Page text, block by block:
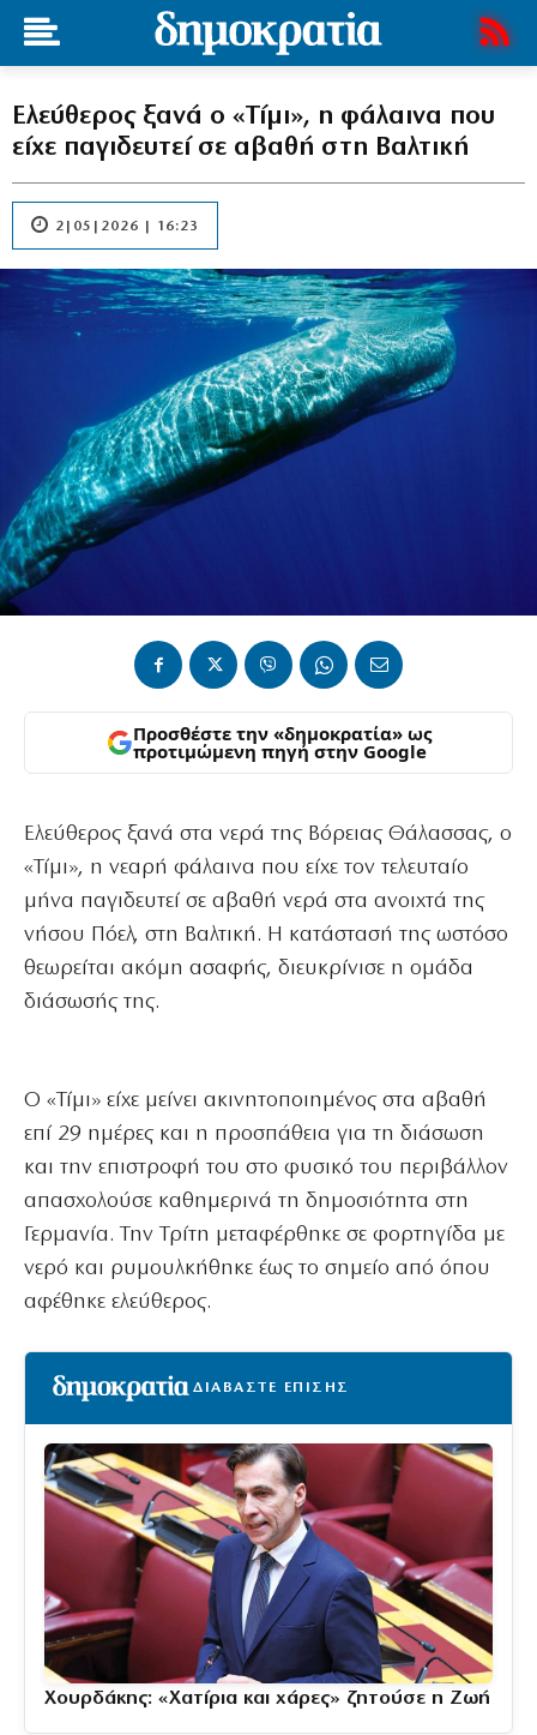
Ελεύθερος ξανά ο «Τίμι», η φάλαινα που
είχε παγιδευτεί σε αβαθή στη Βαλτική
2|05|2026 | 16:23
Προσθέστε την «δημοκρατία» ως
προτιμώμενη πηγή στην Google
Ελεύθερος ξανά στα νερά της Βόρειας Θάλασσας, ο
«Τίμι», η νεαρή φάλαινα που είχε τον τελευταίο
μήνα παγιδευτεί σε αβαθή νερά στα ανοιχτά της
νήσου Πόελ, στη Βαλτική. Η κατάστασή της ωστόσο
θεωρείται ακόμη ασαφής, διευκρίνισε η ομάδα
διάσωσής της.
Ο «Τίμι» είχε μείνει ακινητοποιημένος στα αβαθή
επί 29 ημέρες και η προσπάθεια για τη διάσωση
και την επιστροφή του στο φυσικό του περιβάλλον
απασχολούσε καθημερινά τη δημοσιότητα στη
Γερμανία. Την Τρίτη μεταφέρθηκε σε φορτηγίδα με
νερό και ρυμουλκήθηκε έως το σημείο από όπου
αφέθηκε ελεύθερος.
ΔΙΑΒΑΣΤΕ ΕΠΙΣΗΣ
Χουρδάκης: «Χατίρια και χάρες» ζητούσε η Ζωή